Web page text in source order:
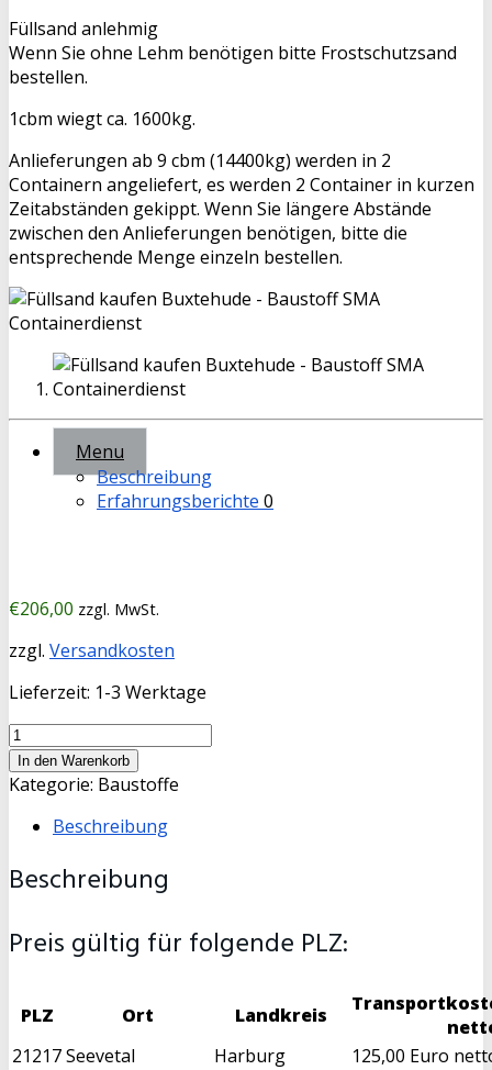
Füllsand anlehmig
Wenn Sie ohne Lehm benötigen bitte Frostschutzsand
bestellen.
1cbm wiegt ca. 1600kg.
Anlieferungen ab 9 cbm (14400kg) werden in 2
Containern angeliefert, es werden 2 Container in kurzen
Zeitabständen gekippt. Wenn Sie längere Abstände
zwischen den Anlieferungen benötigen, bitte die
entsprechende Menge einzeln bestellen.
Menu
Beschreibung
Erfahrungsberichte 0
€206,00 zzgl. MwSt.
zzgl. Versandkosten
Lieferzeit: 1-3 Werktage
Füllsand
5
cbm
In den Warenkorb
Kategorie: Baustoffe
Beschreibung
Beschreibung
Preis gültig für folgende PLZ:
PLZ Ort Landkreis
21217Seevetal Harburg
125,00 Euro